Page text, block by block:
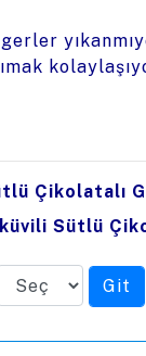
Çikolatalı
Sütlü